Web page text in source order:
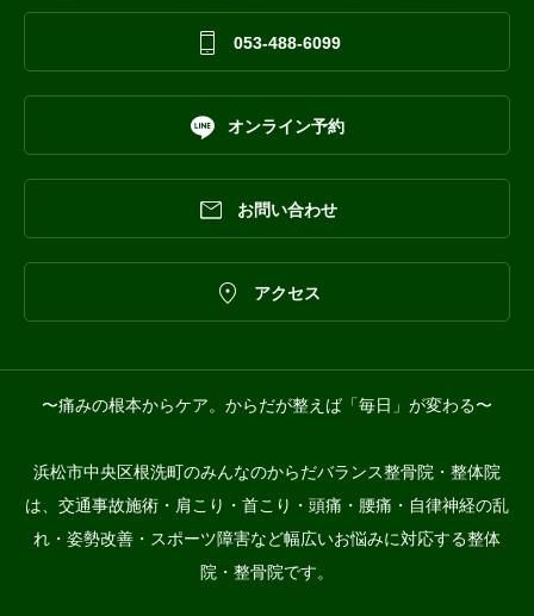
 053-488-6099
 オンライン予約
 お問い合わせ
 アクセス
〜痛みの根本からケア。からだが整えば「毎日」が変わる〜
浜松市中央区根洗町のみんなのからだバランス整骨院・整体院
は、交通事故施術・肩こり・首こり・頭痛・腰痛・自律神経の乱
れ・姿勢改善・スポーツ障害など幅広いお悩みに対応する整体
院・整骨院です。